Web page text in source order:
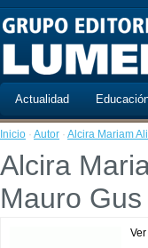
Actualidad
Inicio · Autor · Alcira Mariam
Alcira
Mauro Gus
Ver